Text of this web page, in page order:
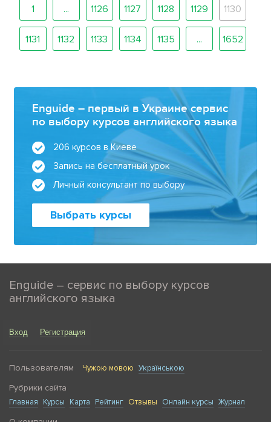
1 ... 1126 1127 1128 1129 1130
1131 1132 1133 1134 1135 ... 1652
Enguide – первый в Украине сервис
по выбору курсов английского языка
206 курсов в Киеве
Запись на бесплатный урок
Личный консультант по выбору
Выбрать курсы
Enguide – сервис по выбору курсов
английского языка
Вход Регистрация
Пользователям Чужою мовою Українською
Рубрики сайта
Главная Курсы Карта Рейтинг Отзывы Онлайн курсы Журнал